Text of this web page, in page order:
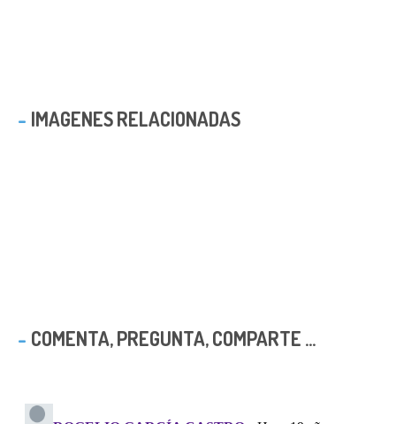
IMAGENES RELACIONADAS
COMENTA, PREGUNTA, COMPARTE ...